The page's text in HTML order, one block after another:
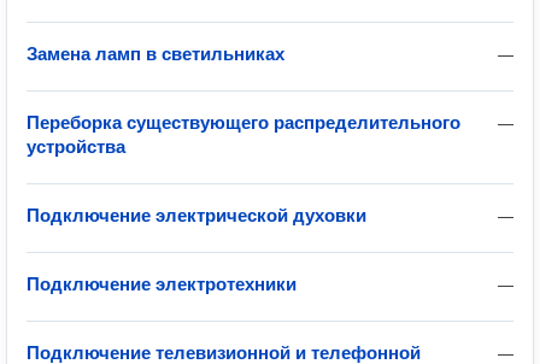
—
Замена ламп в светильниках
—
Переборка существующего распределительного
устройства
—
Подключение электрической духовки
—
Подключение электротехники
—
Подключение телевизионной и телефонной